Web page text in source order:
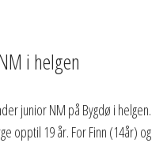
i helgen
junior NM på Bygdø i helgen.
opptil 19 år. For Finn (14år) og